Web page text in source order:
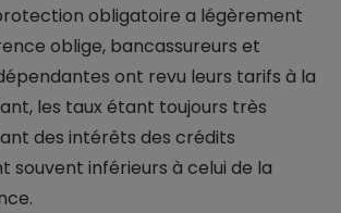
obligatoire a légèrement
oblige, bancassureurs et
ont revu leurs tarifs à la
les taux étant toujours très
des intérêts des crédits
souvent inférieurs à celui de la